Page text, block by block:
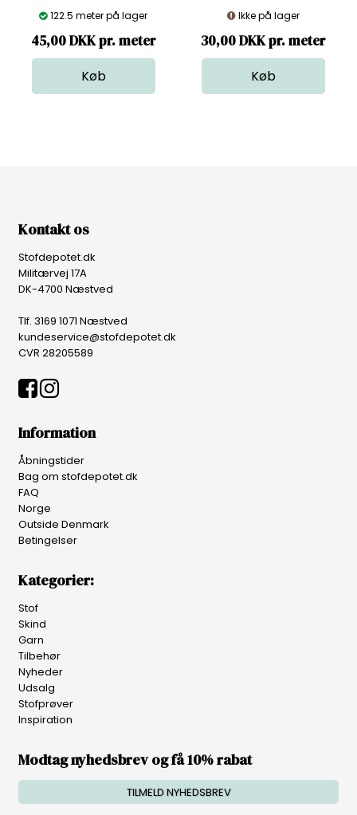
122.5 meter på lager
45,00 DKK pr. meter
Ikke på lager
30,00 DKK pr. meter
Kontakt os
Stofdepotet.dk
Militærvej 17A
DK-4700 Næstved
Tlf. 3169 1071 Næstved
kundeservice@stofdepotet.dk
CVR 28205589
Information
Åbningstider
Bag om stofdepotet.dk
FAQ
Norge
Outside Denmark
Betingelser
Kategorier:
Stof
Skind
Garn
Tilbehør
Nyheder
Udsalg
Stofprøver
Inspiration
Modtag nyhedsbrev og få 10% rabat
TILMELD NYHEDSBREV